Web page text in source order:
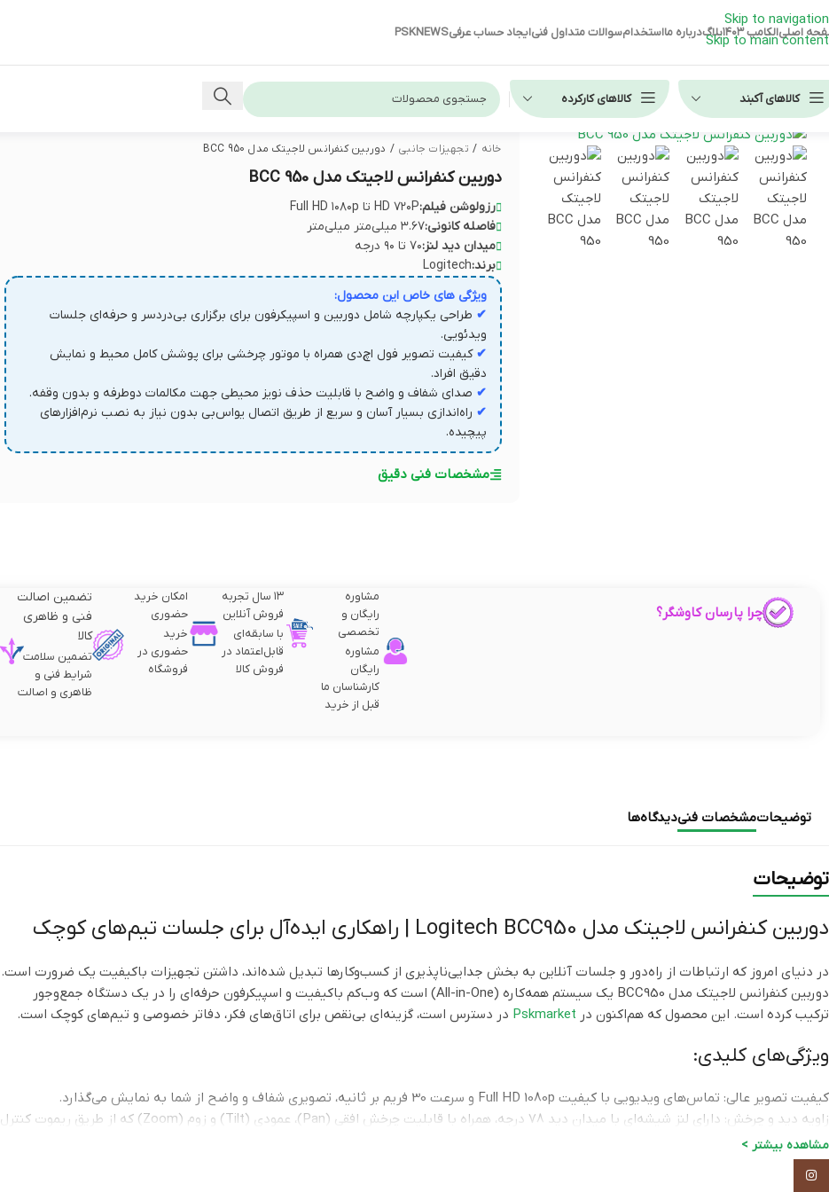
Skip to navigation
Skip to main content
اصلیالکامپ ۱۴۰۳ بلاگدرباره مااستخدامسوالات متداول فنیایجاد حساب عرفیPSKNEWS
کالاهای آکبند کالاهای کارکرده
لپ تاپ استوک HP
لپ تاپ استوک دل
لپ تاپ استوک لنوو
خانه / تجهیزات جانبی / دوربین کنفرانس لاجیتک مدل BCC 950
دوربین کنفرانس لاجیتک مدل BCC 950
رزولوشن فیلم:HD ۷۲۰P تا Full HD ۱۰۸۰p
فاصله کانونی:۳.۶۷ میلی‌متر میلی‌متر
میدان دید لنز:۷۰ تا ۹۰ درجه
برند:Logitech
ویژگی های خاص این محصول:
✔ طراحی یکپارچه شامل دوربین و اسپیکرفون برای برگزاری بی‌دردسر و حرفه‌ای جلسات
ویدئویی.
✔کیفیت تصویر فول اچ‌دی همراه با موتور چرخشی برای پوشش کامل محیط و نمایش
دقیق افراد.
✔ صدای شفاف و واضح با قابلیت حذف نویز محیطی جهت مکالمات دوطرفه و بدون وقفه.
✔ راه‌اندازی بسیار آسان و سریع از طریق اتصال یو‌اس‌بی بدون نیاز به نصب نرم‌افزارهای
پیچیده.
مشخصات فنی دقیق
چرا پارسان کاوشگر؟
مشاوره
رایگان و
تخصصی
مشاوره
رایگان
کارشناسان ما
قبل از خرید
۱۳ سال تجربه
فروش آنلاین
با سابقه‌ای
قابل‌اعتماد در
فروش کالا
امکان خرید
حضوری
خرید
حضوری در
فروشگاه
تضمین اصالت
فنی و ظاهری
کالا
تضمین سلامت
شرایط فنی و
ظاهری و اصالت
توضیحاتمشخصات فنیدیدگاه‌ها
توضیحات
دوربین کنفرانس لاجیتک مدل Logitech BCC950 | راهکاری ایده‌آل برای جلسات تیم‌های کوچک
در دنیای امروز که ارتباطات از راه‌دور و جلسات آنلاین به بخش جدایی‌ناپذیری از کسب‌وکارها تبدیل شده‌اند، داشتن تجهیزات باکیفیت یک ضرورت است.
دوربین کنفرانس لاجیتک مدل BCC950 یک سیستم همه‌کاره (All-in-One) است که وب‌کم باکیفیت و اسپیکرفون حرفه‌ای را در یک دستگاه جمع‌وجور
ترکیب کرده است. این محصول که هم‌اکنون در Pskmarket در دسترس است، گزینه‌ای بی‌نقص برای اتاق‌های فکر، دفاتر خصوصی و تیم‌های کوچک است.
ویژگی‌های کلیدی:
کیفیت تصویر عالی: تماس‌های ویدیویی با کیفیت Full HD 1080p و سرعت 30 فریم بر ثانیه، تصویری شفاف و واضح از شما به نمایش می‌گذارد.
زاویه دید و چرخش: دارای لنز شیشه‌ای با میدان دید 78 درجه، همراه با قابلیت چرخش افقی (Pan)، عمودی (Tilt) و زوم (Zoom) که از طریق ریموت کنترل
یا دکمه‌های روی پایه قابل تنظیم است.
شعاع 2.5 متری به خوبی دریافت و پخش می‌کند.
مشاهده بیشتر >